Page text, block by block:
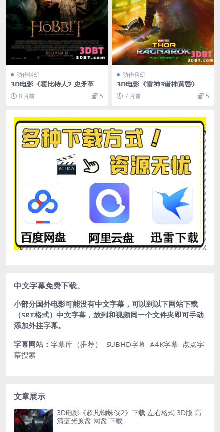
动作科幻
3D电影《霍比特人2.史矛革之
战》3D左右格式VR版 1080P
中文字幕 网盘下载
8 月前 5
动作科幻
3D电影《雷神3诸神黄昏》左
右3D版VR电影 中文字幕 1080
P 7 月前 5
中文字幕免费下载。
小部分国外电影可能没有中文字幕，可以到以下网站下载
（SRT格式）中文字幕，放到和视频同一个文件夹即可手动
添加外挂字幕。
字幕网站： 字幕库（推荐） SUBHD字幕 A4K字幕 点点字
幕搜索
文章展示
3D电影《超凡蜘蛛侠2》下载 左右格式 3D版 高
清蓝光原盘 网盘 下载